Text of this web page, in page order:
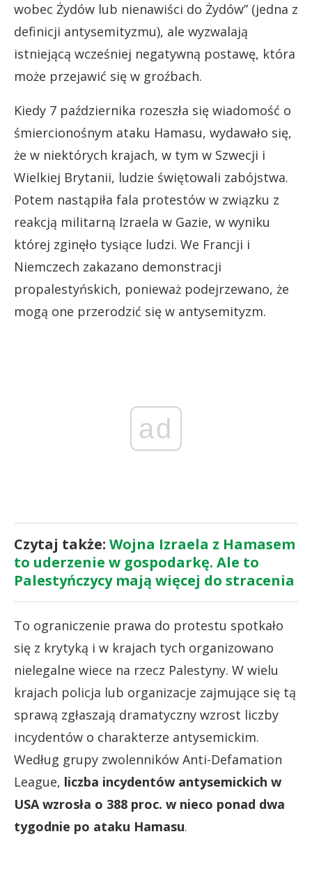
wobec Żydów lub nienawiści do Żydów” (jedna z
definicji antysemityzmu), ale wyzwalają
istniejącą wcześniej negatywną postawę, która
może przejawić się w groźbach.
Kiedy 7 października rozeszła się wiadomość o
śmiercionośnym ataku Hamasu, wydawało się,
że w niektórych krajach, w tym w Szwecji i
Wielkiej Brytanii, ludzie świętowali zabójstwa.
Potem nastąpiła fala protestów w związku z
reakcją militarną Izraela w Gazie, w wyniku
której zginęło tysiące ludzi. We Francji i
Niemczech zakazano demonstracji
propalestyńskich, ponieważ podejrzewano, że
mogą one przerodzić się w antysemityzm.
ad
Czytaj także: Wojna Izraela z Hamasem
to uderzenie w gospodarkę. Ale to
Palestyńczycy mają więcej do stracenia
To ograniczenie prawa do protestu spotkało
się z krytyką i w krajach tych organizowano
nielegalne wiece na rzecz Palestyny. W wielu
krajach policja lub organizacje zajmujące się tą
sprawą zgłaszają dramatyczny wzrost liczby
incydentów o charakterze antysemickim.
Według grupy zwolenników Anti-Defamation
League, liczba incydentów antysemickich w
USA wzrosła o 388 proc. w nieco ponad dwa
tygodnie po ataku Hamasu.